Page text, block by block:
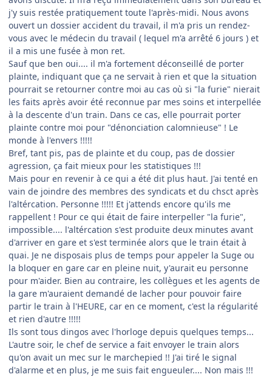
j'y suis restée pratiquement toute l'après-midi. Nous avons
ouvert un dossier accident du travail, il m'a pris un rendez-
vous avec le médecin du travail ( lequel m'a arrêté 6 jours ) et
il a mis une fusée à mon ret.
Sauf que ben oui.... il m'a fortement déconseillé de porter
plainte, indiquant que ça ne servait à rien et que la situation
pourrait se retourner contre moi au cas où si "la furie" nierait
les faits après avoir été reconnue par mes soins et interpellée
à la descente d'un train. Dans ce cas, elle pourrait porter
plainte contre moi pour "dénonciation calomnieuse" ! Le
monde à l'envers !!!!!
Bref, tant pis, pas de plainte et du coup, pas de dossier
agression, ça fait mieux pour les statistiques !!!
Mais pour en revenir à ce qui a été dit plus haut. J'ai tenté en
vain de joindre des membres des syndicats et du chsct après
l'altércation. Personne !!!!! Et j'attends encore qu'ils me
rappellent ! Pour ce qui était de faire interpeller "la furie",
impossible.... l'altércation s'est produite deux minutes avant
d'arriver en gare et s'est terminée alors que le train était à
quai. Je ne disposais plus de temps pour appeler la Suge ou
la bloquer en gare car en pleine nuit, y'aurait eu personne
pour m'aider. Bien au contraire, les collègues et les agents de
la gare m'auraient demandé de lacher pour pouvoir faire
partir le train à l'HEURE, car en ce moment, c'est la régularité
et rien d'autre !!!!!
Ils sont tous dingos avec l'horloge depuis quelques temps...
L'autre soir, le chef de service a fait envoyer le train alors
qu'on avait un mec sur le marchepied !! J'ai tiré le signal
d'alarme et en plus, je me suis fait engueuler.... Non mais !!!